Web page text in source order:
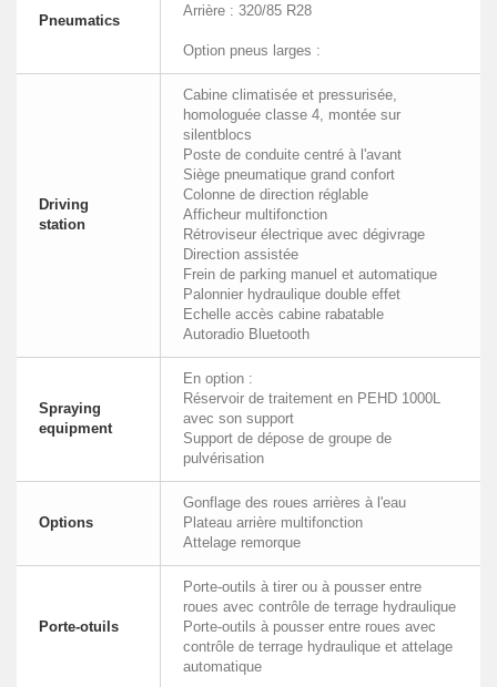
Pneumatics
Arrière : 320/85 R28
Option pneus larges :
Driving
station
Cabine climatisée et pressurisée,
homologuée classe 4, montée sur
silentblocs
Poste de conduite centré à l'avant
Siège pneumatique grand confort
Colonne de direction réglable
Afficheur multifonction
Rétroviseur électrique avec dégivrage
Direction assistée
Frein de parking manuel et automatique
Palonnier hydraulique double effet
Echelle accès cabine rabatable
Autoradio Bluetooth
Spraying
equipment
En option :
Réservoir de traitement en PEHD 1000L
avec son support
Support de dépose de groupe de
pulvérisation
Options
Gonflage des roues arrières à l'eau
Plateau arrière multifonction
Attelage remorque
Porte-otuils
Porte-outils à tirer ou à pousser entre
roues avec contrôle de terrage hydraulique
Porte-outils à pousser entre roues avec
contrôle de terrage hydraulique et attelage
automatique